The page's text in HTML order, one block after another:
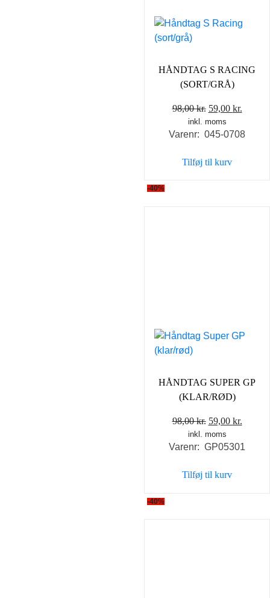
HÅNDTAG S RACING
(SORT/GRÅ)
98,00kr. Den
oprindelige
pris
98,00 kr..
59,00 kr.
pris
inkl. moms
Varenr: 045-0708
Tilføj til kurv
-40%
HÅNDTAG SUPER GP
(KLAR/RØD)
98,00kr. Den
oprindelige
pris
98,00 kr..
59,00 kr.
pris
inkl. moms
Varenr: GP05301
Tilføj til kurv
-40%